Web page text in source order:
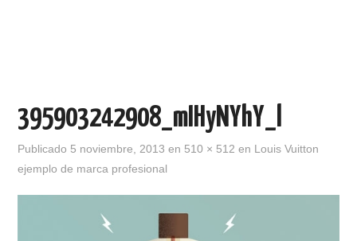
395903242908_mIHyNYhY_l
Publicado 5 noviembre, 2013 en 510 × 512 en Louis Vuitton
ejemplo de marca profesional